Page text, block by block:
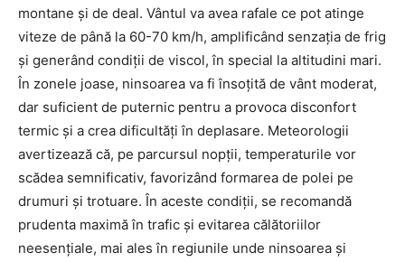
montane și de deal. Vântul va avea rafale ce pot atinge
viteze de până la 60-70 km/h, amplificând senzația de frig
și generând condiții de viscol, în special la altitudini mari.
În zonele joase, ninsoarea va fi însoțită de vânt moderat,
dar suficient de puternic pentru a provoca disconfort
termic și a crea dificultăți în deplasare. Meteorologii
avertizează că, pe parcursul nopții, temperaturile vor
scădea semnificativ, favorizând formarea de polei pe
drumuri și trotuare. În aceste condiții, se recomandă
prudenta maximă în trafic și evitarea călătoriilor
neesențiale, mai ales în regiunile unde ninsoarea și